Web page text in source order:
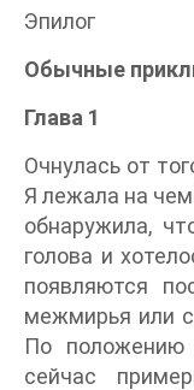
Эпилог
Обычные
Глава 1
Очнулась от
Я лежала на
обнаружила,
голова и
появляются
межмирья или
По положению
сейчас